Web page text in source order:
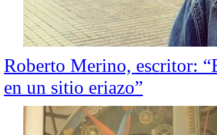
Roberto Merino, escritor:
en un sitio eriazo”